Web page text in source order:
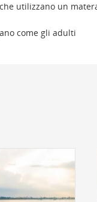
utilizzano un
come gli adulti